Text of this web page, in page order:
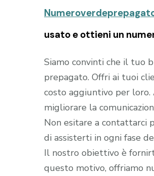
usato e ottieni un
Siamo convinti che il tuo
prepagato. Offri ai tuoi
costo aggiuntivo per
migliorare la
Non esitare a contattarci
di assisterti in ogni fase
Il nostro obiettivo è
questo motivo, offriamo